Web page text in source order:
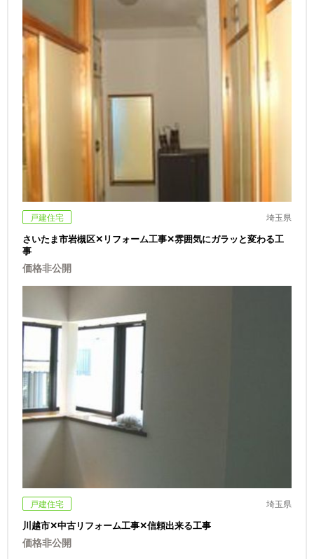
戸建住宅 埼玉県
さいたま市岩槻区✕リフォーム工事✕雰囲気にガラッと変わる工
事
価格非公開
戸建住宅 埼玉県
川越市✕中古リフォーム工事✕信頼出来る工事
価格非公開